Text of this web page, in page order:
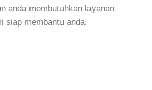
anda membutuhkan layanan
siap membantu anda.